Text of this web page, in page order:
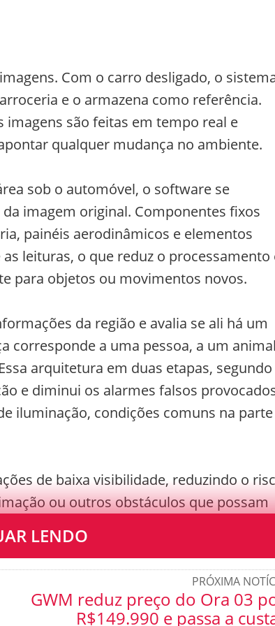
Com o carro desligado, o
e o armazena como referência.
imagens são feitas em tempo real e
qualquer mudança no ambiente.
sob o automóvel, o software se
imagem original. Componentes fixos
painéis aerodinâmicos e elementos
leituras, o que reduz o processamento
para objetos ou movimentos novos.
da região e avalia se ali há um
corresponde a uma pessoa, a um
arquitetura em duas etapas,
e diminui os alarmes falsos
iluminação, condições comuns na parte
de baixa visibilidade, reduzindo o
ou outros obstáculos que possam
LENDO
PRÓXIMA
GWM reduz preço do Ora 03
R$149.990 e passa a